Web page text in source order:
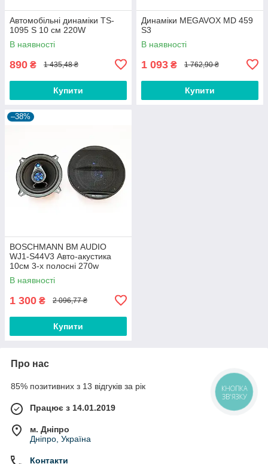
Автомобільні динаміки TS-
1095 S 10 см 220W
В наявності
890 ₴ 1 435,48 ₴
Купити
Динаміки MEGAVOX MD 459
S3
В наявності
1 093 ₴ 1 762,90 ₴
Купити
–38%
BOSCHMANN BM AUDIO
WJ1-S44V3 Авто-акустика
10см 3-х полосні 270w
(автомобільні динаміки -
бошман 270Вт)
В наявності
1 300 ₴ 2 096,77 ₴
Купити
Про нас
85% позитивних з 13 відгуків за рік
Працює з 14.01.2019
м. Дніпро
Дніпро, Україна
Контакти
КНОПКА
ЗВ'ЯЗКУ